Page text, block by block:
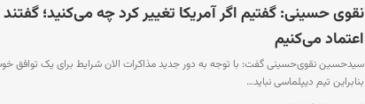
نقوی حسینی: گفتیم اگر آمریکا تغییر کرد چه می‌کنید؛
اعتماد می‌کنیم
سیدحسین نقوی‌حسینی گفت: با توجه به دور جدید مذاکرات الان شرایط برای یک توافق
بنابراین تیم دیپلماسی نباید…